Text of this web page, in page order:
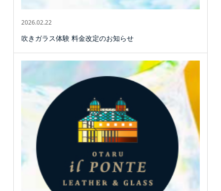
2026.02.22
吹きガラス体験 料金改定のお知らせ